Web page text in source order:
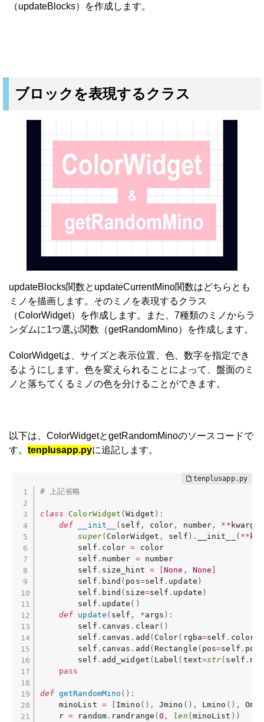
（updateBlocks）を作成します。
ブロックを表現するクラス
updateBlocks関数とupdateCurrentMino関数はどちらとも
ミノを描画します。そのミノを表現するクラス
（ColorWidget）を作成します。また、7種類のミノからラ
ンダムに1つ選ぶ関数（getRandomMino）を作成します。
ColorWidgetは、サイズと表示位置、色、数字を指定でき
るようにします。色を変えられることによって、盤面のミ
ノと落ちてくるミノの色を分けることができます。
以下は、ColorWidgetとgetRandomMinoのソースコードで
す。 tenplusapp.pyに追記します。
# 上記省略
class ColorWidget (Widget ) :
def
__init__ ( self , color , number , ** kwargs
super( ColorWidget , self ) . __init__ ( **
        self
. color = color
        self
. number = number
        self
. size_hint = [None , None
        self
. bind ( pos=self . update )
        self
. bind ( size=self . update )
        self
. update ( )
def update ( self , *args ) :
        self
. canvas . clear( )
        self
. canvas . add ( Color( rgba=self . color
        self
. canvas . add ( Rectangle ( pos=self . pos
        self
. add_widget ( Label ( text=str( self .
pass
def getRandomMino ( ) :
    minoList
= Imino ( ) , Jmino ( ) , Lmino ( ) ,
    r
= random. randrange (0 , len ( minoList ) )